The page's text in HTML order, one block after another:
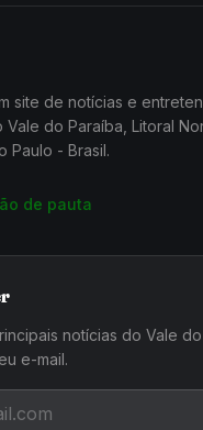
site de notícias e
do Paraíba, Litoral
Paulo - Brasil.
de pauta
notícias do Vale
e-mail.